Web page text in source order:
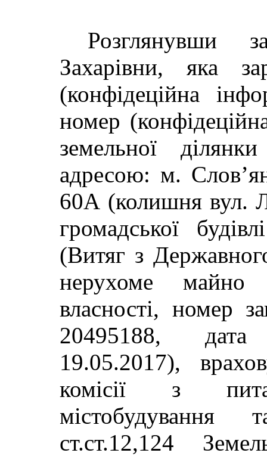
Розглянувши
Захарівни, яка
(конфідеційна
номер
земельної
адресою: м.
60А (колишня вул.
громадської
(Витяг з
нерухоме майно
власності, номер
20495188, дата
19.05.2017),
комісії з
містобудування
ст.ст.12,124